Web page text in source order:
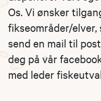
Os. Vi ønsker
fikseområder/
send en mail til
deg på vår
med leder